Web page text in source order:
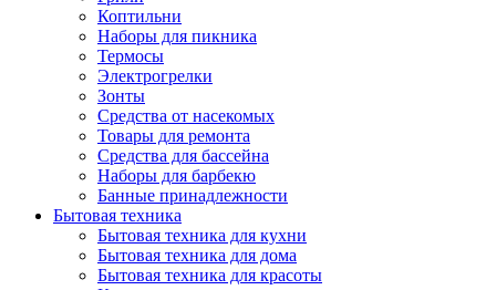
Коптильни
Наборы для пикника
Термосы
Электрогрелки
Зонты
Средства от насекомых
Товары для ремонта
Средства для бассейна
Наборы для барбекю
Банные принадлежности
Бытовая техника
Бытовая техника для кухни
Бытовая техника для дома
Бытовая техника для красоты